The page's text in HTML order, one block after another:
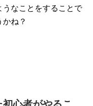
なことをすることで
ね？